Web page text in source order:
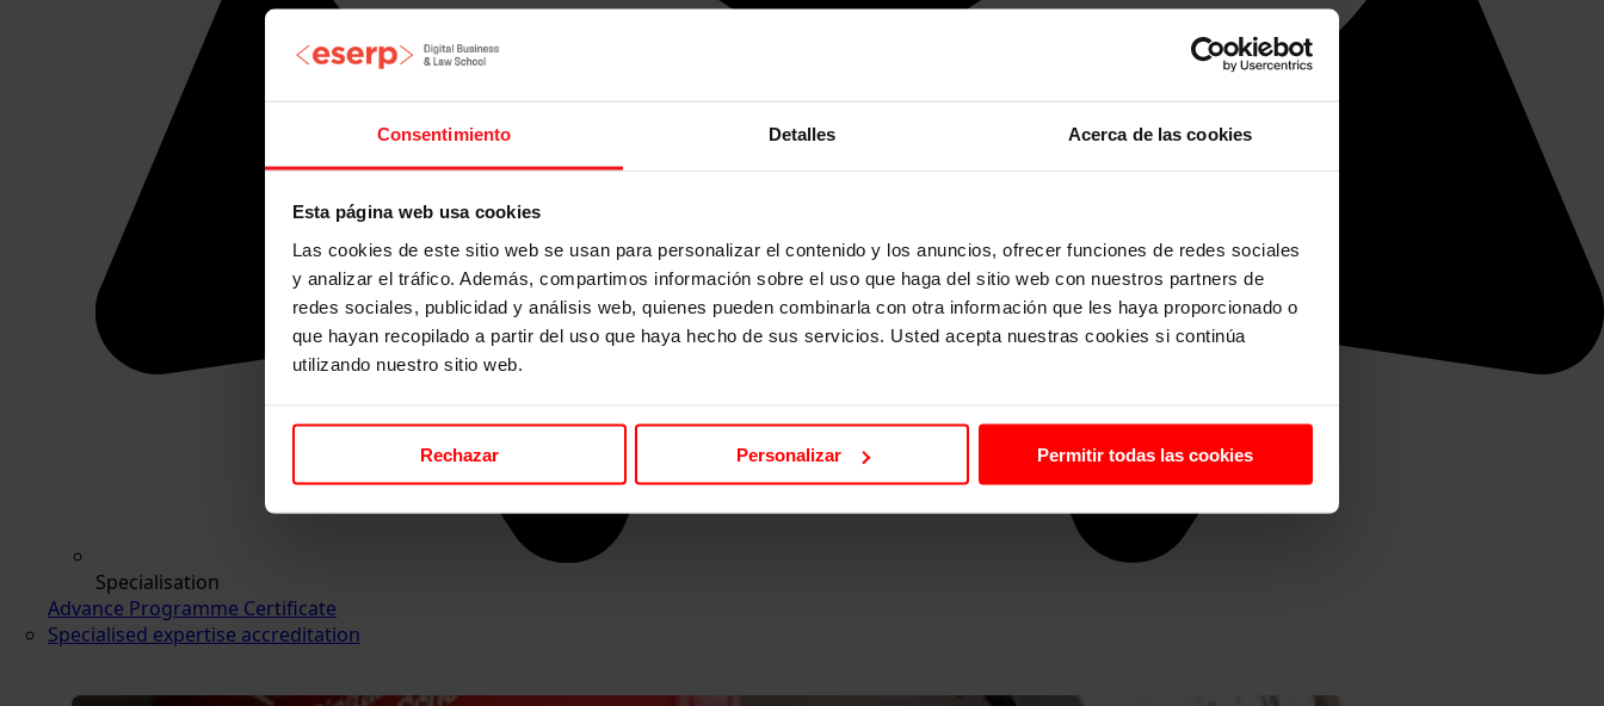
Consentimiento Detalles Acerca de las cookies
Esta página web usa cookies
Las cookies de este sitio web se usan para personalizar el contenido y los anuncios, ofrecer funciones de redes sociales
y analizar el tráfico. Además, compartimos información sobre el uso que haga del sitio web con nuestros partners de
redes sociales, publicidad y análisis web, quienes pueden combinarla con otra información que les haya proporcionado o
que hayan recopilado a partir del uso que haya hecho de sus servicios. Usted acepta nuestras cookies si continúa
utilizando nuestro sitio web.
Rechazar Personalizar Permitir todas las cookies
Specialisation
Advance Programme Certificate
Specialised expertise accreditation